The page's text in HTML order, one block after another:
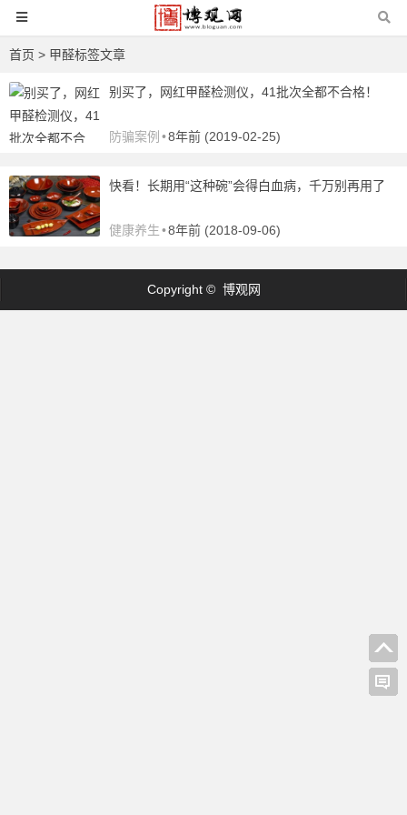
首页 > 甲醛标签文章
别买了，网红甲醛检测仪，41批次全都不合格！
防骗案例 •8年前 (2019-02-25)
快看！长期用“这种碗”会得白血病，千万别再用了
健康养生•8年前 (2018-09-06)
Copyright © 博观网